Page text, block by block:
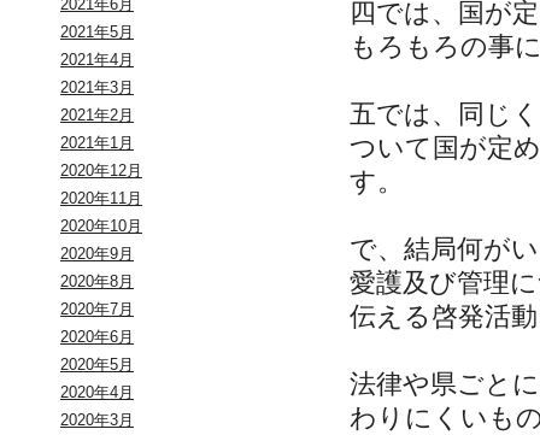
2021年6月
2021年5月
2021年4月
2021年3月
2021年2月
2021年1月
2020年12月
2020年11月
2020年10月
2020年9月
2020年8月
2020年7月
2020年6月
2020年5月
2020年4月
2020年3月
四では、国が
もろもろの事
五では、同じ
ついて国が定
す。
で、結局何が
愛護及び管理
伝える啓発活
法律や県ごと
わりにくいも